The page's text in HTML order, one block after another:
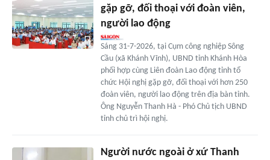
gặp gỡ, đối thoại với đoàn viên,
người lao động
Sáng 31-7-2026, tại Cụm công nghiệp Sông
Cầu (xã Khánh Vĩnh), UBND tỉnh Khánh Hòa
phối hợp cùng Liên đoàn Lao động tỉnh tổ
chức Hội nghị gặp gỡ, đối thoại với hơn 250
đoàn viên, người lao động trên địa bàn tỉnh.
Ông Nguyễn Thanh Hà - Phó Chủ tịch UBND
tỉnh chủ trì hội nghị.
Người nước ngoài ở xứ Thanh